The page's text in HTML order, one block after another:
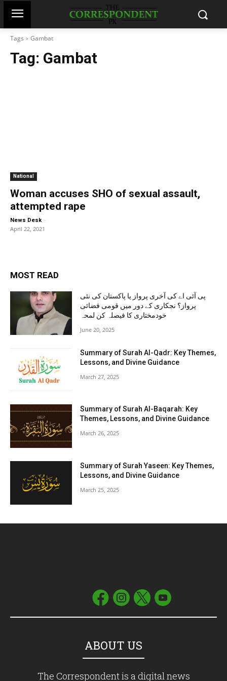
Tags Gambat
Tag: Gambat
National
Woman accuses SHO of sexual assault,
attempted rape
News Desk -
April 22, 2021
MOST READ
پی آئی اے کی آخری پرواز یا پاکستان کی نئی
پرواز؟ نجکاری کے دور میں قومی فضائی
خودمختاری کا فیصلہ کن لمحہ
June 20, 2025
Summary of Surah Al-Qadr: Key Themes,
Lessons, and Divine Guidance
March 27, 2025
Summary of Surah Al-Baqarah: Key
Themes, Lessons, and Divine Guidance
March 26, 2025
Summary of Surah Yaseen: Key Themes,
Lessons, and Divine Guidance
March 25, 2025
ABOUT US
The Correspondent is a digital news